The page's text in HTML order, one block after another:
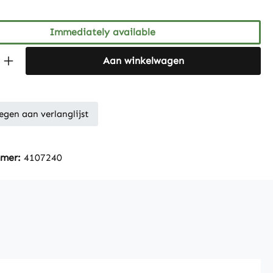
Immediately available
Quantity: Enter the desired amount
Aan winkelwagen
aan verlanglijst
4107240